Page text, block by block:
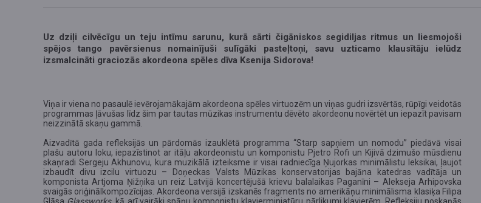
Uz dziļi cilvēcīgu un teju intīmu sarunu, kurā sārti čigāniskos segidiljas ritmus un liesmojoši
spējos tango pavērsienus nomainījuši sulīgāki pasteļtoņi, savu uzticamo klausītāju ielūdz
izsmalcināti graciozās akordeona spēles dīva Ksenija Sidorova!
Viņa ir viena no pasaulē ievērojamākajām akordeona spēles virtuozēm un viņas gudri izsvērtās, rūpīgi veidotās
programmas ļāvušas līdz šim par tautas mūzikas instrumentu dēvēto akordeonu novērtēt un iepazīt pavisam
neizzinātā skaņu gammā.
Aizvadītā gada refleksijās un pārdomās izauklētā programma “Starp sapņiem un nomodu” piedāvā visai
plašu autoru loku, iepazīstinot ar itāļu akordeonistu un komponistu Pjetro Rofi un Kijivā dzimušo mūsdienu
skaņradi Sergeju Akhunovu, kura muzikālā izteiksme ir visai radniecīga Ņujorkas minimālistu leksikai, ļaujot
izbaudīt divu izcilu virtuozu – Doņeckas Valsts Mūzikas konservatorijas bajāna katedras vadītāja un
komponista Artjoma Ņižņika un reiz Latvijā koncertējušā krievu balalaikas Paganīni – Alekseja Arhipovska
svaigās oriģinālkompozīcijas. Akordeona versijā izskanēs fragments no amerikāņu minimālisma klasiķa Filipa